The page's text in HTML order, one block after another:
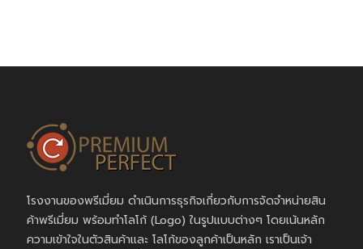
โรงงานของพรีเมี่ยม ดำเนินการธุรกิจเกี่ยวกับการจัดจำหน่ายสิน
ค้าพรีเมี่ยม พร้อมทำโลโก้ (Logo) ในรูปแบบต่างๆ โดยเน้นหลัก
ความเข้าใจในตัวสินค้าและ โลโก้ของลูกค้าเป็นหลัก เราเป็นเจ้า